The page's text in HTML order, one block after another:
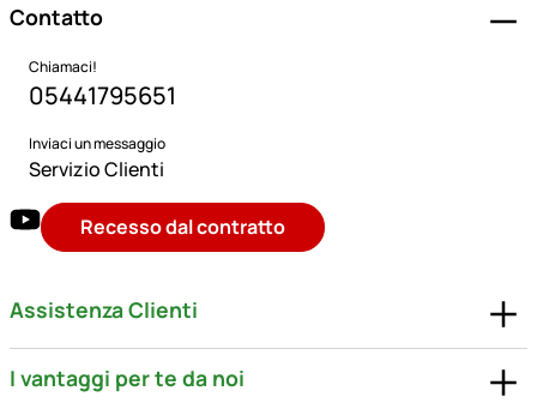
Contatto
Chiamaci!
05441795651
Inviaci un messaggio
Servizio Clienti
Recesso dal contratto
Assistenza Clienti
I vantaggi per te da noi